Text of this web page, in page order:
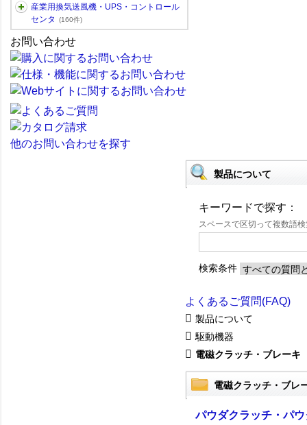
産業用換気送風機・UPS・コントロール
センタ
(160件)
お問い合わせ
他のお問い合わせを探す
製品について
キーワードで探す：
スペースで区切って複数語
検索条件
よくあるご質問(FAQ)
製品について
駆動機器
電磁クラッチ・ブレーキ
電磁クラッチ・ブレ
パウダクラッチ・パ